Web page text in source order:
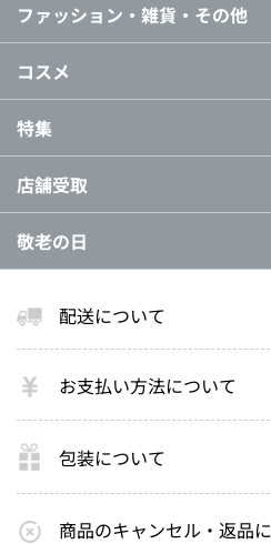
ファッション・雑貨・その他
コスメ
特集
店舗受取
敬老の日
配送について
お支払い方法について
包装について
商品のキャンセル・返品